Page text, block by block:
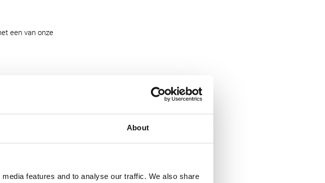
About
features and to analyse our traffic. We also share
een van onze